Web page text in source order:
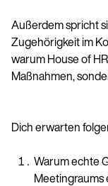
Außerdem spricht
Zugehörigkeit im
warum House of
Maßnahmen,
Dich erwarten
Warum echte
Meetingraums